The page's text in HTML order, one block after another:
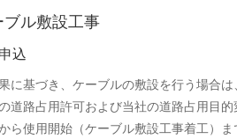
ブル敷設工事
込
に基づき、ケーブルの敷設を行う場合
道路占用許可および当社の道路占用目
ら使用開始（ケーブル敷設工事着工）